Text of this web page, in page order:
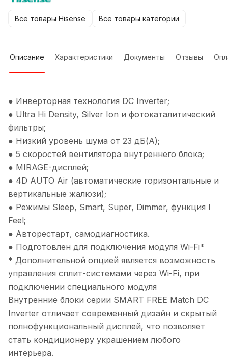
Все товары Hisense Все товары категории
Описание Характеристики Документы Отзывы
● Инверторная технология DC Inverter;
● Ultra Hi Density, Silver Ion и фотокаталитический
фильтры;
● Низкий уровень шума от 23 дБ(А);
● 5 скоростей вентилятора внутреннего блока;
● MIRAGE-дисплей;
● 4D AUTO Air (автоматические горизонтальные и
вертикальные жалюзи);
● Режимы Sleep, Smart, Super, Dimmer, функция I
Feel;
● Авторестарт, самодиагностика.
● Подготовлен для подключения модуля Wi-Fi*
* Дополнительной опцией является возможность
управления сплит-системами через Wi-Fi, при
подключении специального модуля
Внутренние блоки серии SMART FREE Match DC
Inverter отличает современный дизайн и скрытый
полнофункциональный дисплей, что позволяет
стать кондиционеру украшением любого
интерьера.